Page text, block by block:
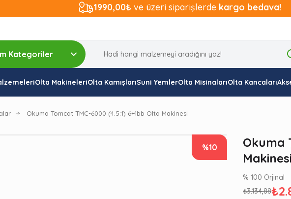
1990,00₺ ve üzeri siparişlerde kargo bedava!
Olta MakineleriOlta KamışlarıSuni YemlerOlta MisinalarıOlta Kancaları
Okuma Tomcat TMC-6000 (4.5:1) 6+1bb Olta Makinesi
%10
Okuma
Makinesi
% 100 Orjinal
₺3.134,88